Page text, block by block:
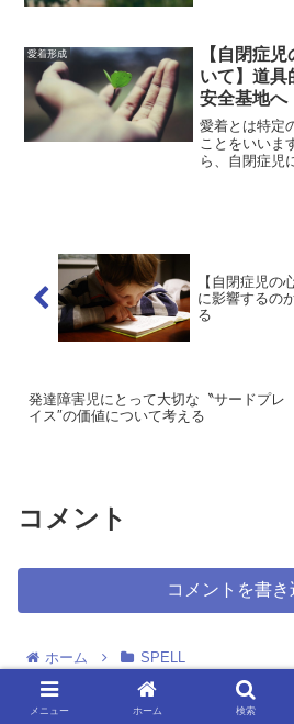
知行動療法、
愛着形成
【自閉症
いて】道具
安全基地へ
愛着とは特定
ことをいいま
ら、自閉症児
【自閉症児の
に影響するの
る
発達障害児にとって大切な〝サードプレ
イス″の価値について考える
コメント
コメントを書き
ホーム SPELL
メニュー ホーム 検索